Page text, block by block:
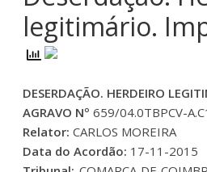
de
Coimbra
legitimário.
DESERDAÇÃO. HERDEIRO
AGRAVO Nº659/04.0TBPCV-
Relator: CARLOS MOREIRA
Data do Acordão: 17-11-2015